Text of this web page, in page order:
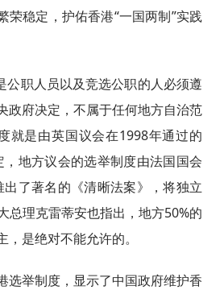
荣稳定，护佑香港“一国两制”实践
职人员以及竞选公职的人必须遵
政府决定，不属于任何地方自治范
就是由英国议会在1998年通过的
地方议会的选举制度由法国国会
了著名的《清晰法案》，将独立
总理克雷蒂安也指出，地方50%的
是绝对不能允许的。
选举制度，显示了中国政府维护香